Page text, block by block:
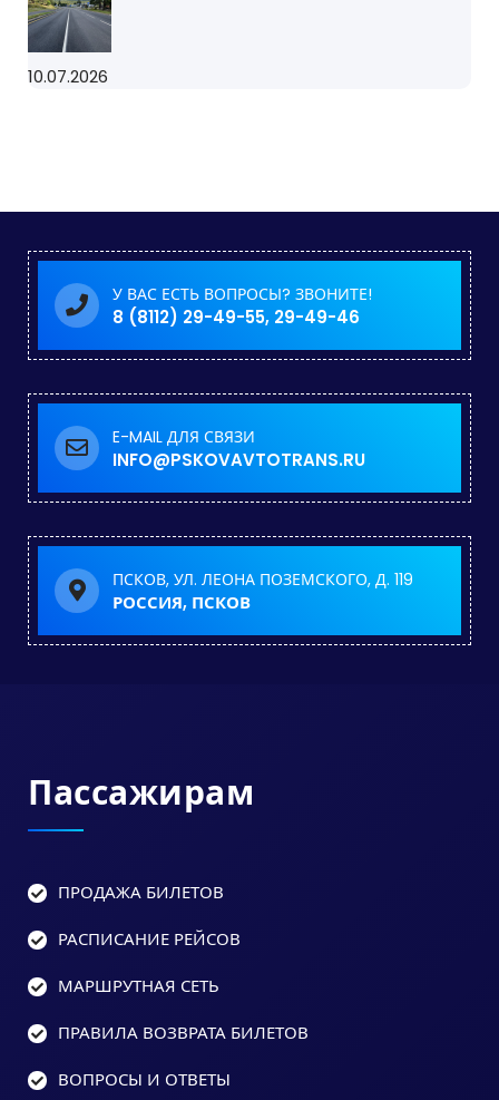
10.07.2026
У ВАС ЕСТЬ ВОПРОСЫ? ЗВОНИТЕ!
8 (8112) 29-49-55, 29-49-46
E-MAIL ДЛЯ СВЯЗИ
INFO@PSKOVAVTOTRANS.RU
ПСКОВ, УЛ. ЛЕОНА ПОЗЕМСКОГО, Д. 119
РОССИЯ, ПСКОВ
Пассажирам
ПРОДАЖА БИЛЕТОВ
РАСПИСАНИЕ РЕЙСОВ
МАРШРУТНАЯ СЕТЬ
ПРАВИЛА ВОЗВРАТА БИЛЕТОВ
ВОПРОСЫ И ОТВЕТЫ